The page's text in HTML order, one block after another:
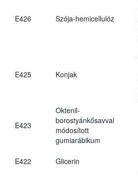
E426 Szója-hemicellulóz
E425 Konjak
E423
Oktenil-
borostyánkősavval
módosított
gumiarábikum
E422 Glicerin